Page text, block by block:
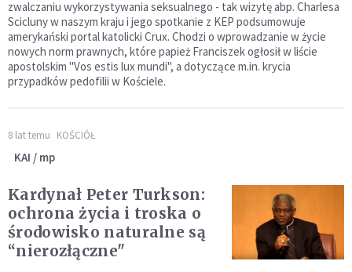
zwalczaniu wykorzystywania seksualnego - tak wizytę abp. Charlesa
Scicluny w naszym kraju i jego spotkanie z KEP podsumowuje
amerykański portal katolicki Crux. Chodzi o wprowadzanie w życie
nowych norm prawnych, które papież Franciszek ogłosił w liście
apostolskim "Vos estis lux mundi", a dotyczące m.in. krycia
przypadków pedofilii w Kościele.
8 lat temu KOŚCIÓŁ
KAI / mp
Kardynał Peter Turkson:
ochrona życia i troska o
środowisko naturalne są
“nierozłączne"